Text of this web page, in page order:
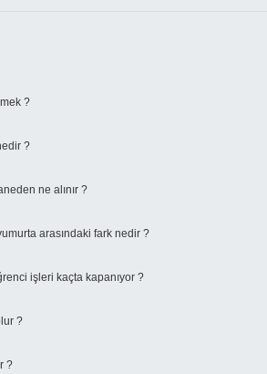
?
?
ne alınır ?
arasındaki fark nedir ?
işleri kaçta kapanıyor ?
?
?